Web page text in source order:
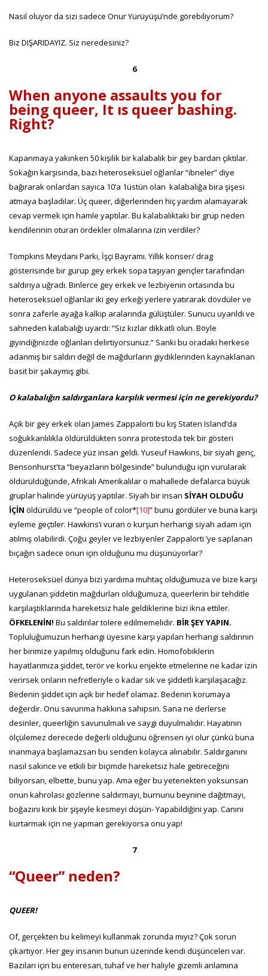
Nasıl oluyor da sizi sadece Onur Yürüyüşü’nde görebiliyorum?
Biz DIŞARIDAYIZ. Siz neredesiniz?
6
When anyone assaults you for
being queer, It ıs queer bashing.
Right?
Kapanmaya yakınken 50 kişilik bir kalabalık bir gey bardan çıktılar.
Sokağın karşısında, bazı heteroseksüel oğlanlar “ibneler” diye
bağırarak onlardan sayıca 10’a 1üstün olan kalabalığa bira şişesi
atmaya başladılar. Üç queer, diğerlerinden hiç yardım alamayarak
cevap vermek için hamle yaptılar. Bu kalabalıktaki bir grup neden
kendilerinin oturan ördekler olmalarına izin verdiler?
Tompkins Meydanı Parkı, İşçi Bayramı. Yıllık konser/ drag
gösterisinde bir gurup gey erkek sopa taşıyan gençler tarafından
saldırıya uğradı. Binlerce gey erkek ve lezbiyenin ortasında bu
heteroseksüel oğlanlar iki gey erkeği yerlere yatırarak dövdüler ve
sonra zaferle ayağa kalkıp aralarında gülüştüler. Sunucu uyarıldı ve
sahneden kalabalığı uyardı: “Siz kızlar dikkatli olun. Böyle
giyindiğinizde oğlanları delirtiyorsunuz.” Sanki bu oradaki herkese
adanmış bir saldırı değil de mağdurların giydiklerinden kaynaklanan
basit bir şakaymış gibi.
O kalabalığın saldırganlara karşılık vermesi için ne gerekiyordu?
Açık bir gey erkek olan James Zappalorti bu kış Staten Island’da
soğukkanlılıkla öldürüldükten sonra protestoda tek bir gösteri
düzenlendi. Sadece yüz insan geldi. Yuseuf Hawkins, bir siyah genç,
Bensonhurst'ta “beyazların bölgesinde” bulunduğu için vurularak
öldürüldüğünde, Afrikalı Amerikalılar o mahallede defalarca büyük
gruplar halinde yürüyüş yaptılar. Siyah bir insan SİYAH OLDUĞU
İÇİN öldürüldü ve “people of color*[10]” bunu gördüler ve buna karşı
eyleme geçtiler. Hawkins’i vuran o kurşun herhangi siyah adam için
atılmış olabilirdi. Çoğu geyler ve lezbiyenler Zappalorti ’ye saplanan
bıçağın sadece onun için olduğunu mu düşünüyorlar?
Heteroseksüel dünya bizi yardıma muhtaç olduğumuza ve bize karşı
uygulanan şiddetin mağdurları olduğumuza, queerlerin bir tehditle
karşılaştıklarında hareketsiz hale geldiklerine bizi ikna ettiler.
ÖFKELENİN! Bu saldırılar tolere edilmemelidir. BİR ŞEY YAPIN.
Topluluğumuzun herhangi üyesine karşı yapılan herhangi saldırının
her birimize yapılmış olduğunu fark edin. Homofobiklerin
hayatlarımıza şiddet, terör ve korku enjekte etmelerine ne kadar izin
verirsek onların nefretleriyle o kadar sık ve şiddetli karşılaşacağız.
Bedenin şiddet için açık bir hedef olamaz. Bedenin korumaya
değerdir. Onu savunma hakkına sahipsin. Sana ne derlerse
desinler, queerliğin savunulmalı ve saygı duyulmalıdır. Hayatının
ölçülemez derecede değerli olduğunu öğrensen iyi olur çünkü buna
inanmaya başlamazsan bu senden kolayca alınabilir. Saldırganını
nasıl sakince ve etkili bir biçimde hareketsiz hale getireceğini
biliyorsan, elbette, bunu yap. Ama eğer bu yetenekten yoksunsan
onun kahrolası gözlerine saldırmayı, burnunu beynine dağıtmayı,
boğazını kırık bir şişeyle kesmeyi düşün- Yapabildiğini yap. Canını
kurtarmak için ne yapman gerekiyorsa onu yap!
7
“Queer” neden?
QUEER!
Of, gerçekten bu kelimeyi kullanmak zorunda mıyız? Çok sorun
çıkartıyor. Her gey insanın bunun üzerinde kendi düşünceleri var.
Bazıları için bu enteresan, tuhaf ve her haliyle gizemli anlamına